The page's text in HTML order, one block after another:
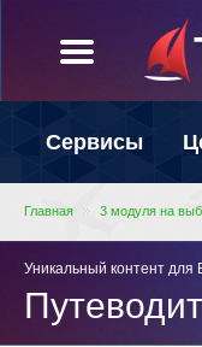
Сервисы
Главная 3 модуля на
Уникальный контент для